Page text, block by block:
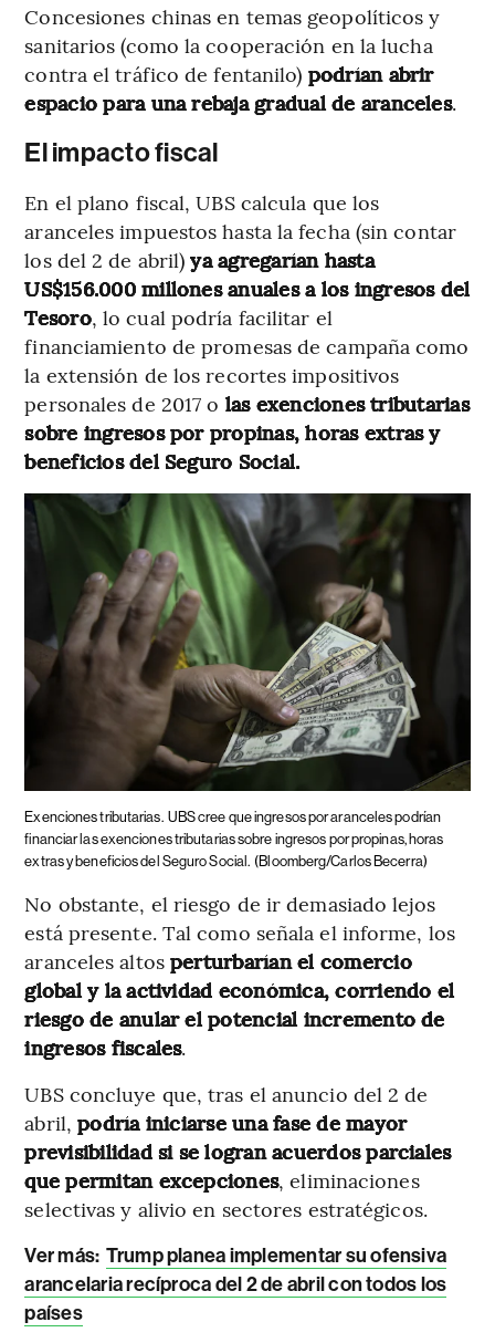
Concesiones chinas en temas geopolíticos y
sanitarios (como la cooperación en la lucha
contra el tráfico de fentanilo) podrían abrir
espacio para una rebaja gradual de aranceles.
El impacto fiscal
En el plano fiscal, UBS calcula que los
aranceles impuestos hasta la fecha (sin contar
los del 2 de abril)ya agregarían hasta
US$156.000 millones anuales a los ingresos del
Tesoro, lo cual podría facilitar el
financiamiento de promesas de campaña como
la extensión de los recortes impositivos
personales de 2017 o las exenciones tributarias
sobre ingresos por propinas, horas extras y
beneficios del Seguro Social.
Exenciones tributarias. UBS cree que ingresos por aranceles podrían
financiar las exenciones tributarias sobre ingresos por propinas, horas
extras y beneficios del Seguro Social. (Bloomberg/Carlos Becerra)
No obstante, el riesgo de ir demasiado lejos
está presente. Tal como señala el informe, los
aranceles altos perturbarían el comercio
global y la actividad económica, corriendo el
riesgo de anular el potencial incremento de
ingresos fiscales.
UBS concluye que, tras el anuncio del 2 de
abril,podría iniciarse una fase de mayor
previsibilidad si se logran acuerdos parciales
que permitan excepciones, eliminaciones
selectivas y alivio en sectores estratégicos.
Ver más: Trump planea implementar su ofensiva
arancelaria recíproca del 2 de abril con todos los
países